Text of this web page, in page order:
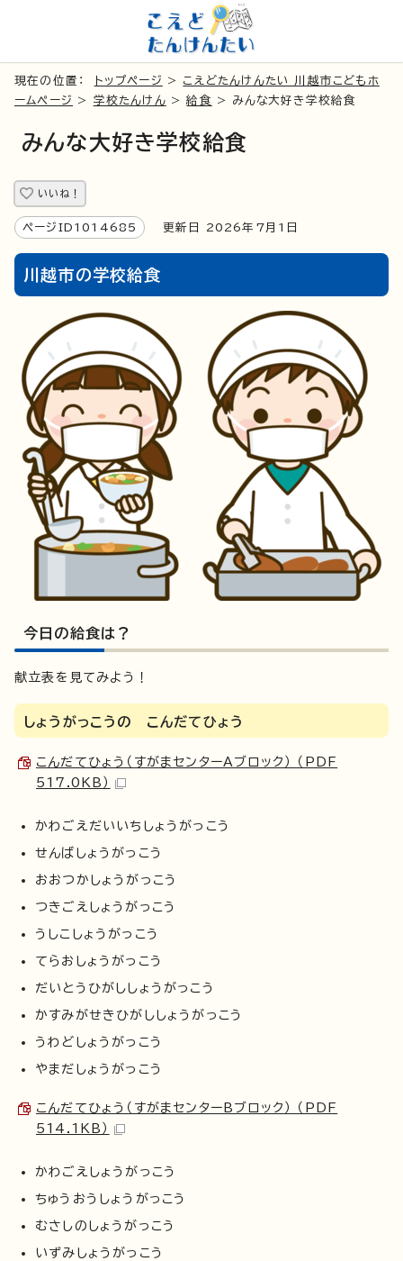
現在の位置： トップページ > こえどたんけんたい 川越市こどもホ
ームページ
> 学校たんけん >給食 > みんな大好き学校給食
みんな大好き学校給食
いいね！
ページID1014685 更新日 2026年7月1日
川越市の学校給食
今日の給食は？
献立表を見てみよう！
しょうがっこうの こんだてひょう
こんだてひょう（すがまセンターAブロック） （PDF
517.0KB）
かわごえだいいちしょうがっこう
せんばしょうがっこう
おおつかしょうがっこう
つきごえしょうがっこう
うしこしょうがっこう
てらおしょうがっこう
だいとうひがししょうがっこう
かすみがせきひがししょうがっこう
うわどしょうがっこう
やまだしょうがっこう
こんだてひょう（すがまセンターBブロック） （PDF
514.1KB）
かわごえしょうがっこう
ちゅうおうしょうがっこう
むさしのしょうがっこう
いずみしょうがっこう